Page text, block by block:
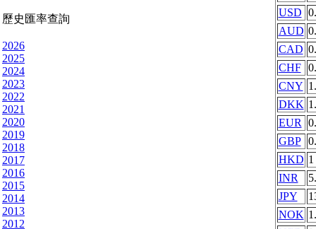
歷史匯率查詢
2026
2025
2024
2023
2022
2021
2020
2019
2018
2017
2016
2015
2014
2013
2012
USD
AUD
CAD
CHF
CNY
DKK
EUR
GBP
HKD 1
INR
JPY
NOK